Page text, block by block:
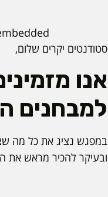
סטודנטים יקרים שלום,
אנו
למבחנים
במפגש נציג את כל מה
ובעיקר להכיר מראש את